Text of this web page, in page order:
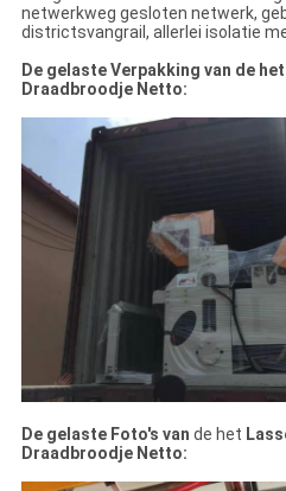
netwerkweg gesloten netwerk,
districtsvangrail, allerlei isolatie
De gelaste Verpakking van de
Draadbroodje Netto:
De gelaste Foto's van de het
Draadbroodje Netto: